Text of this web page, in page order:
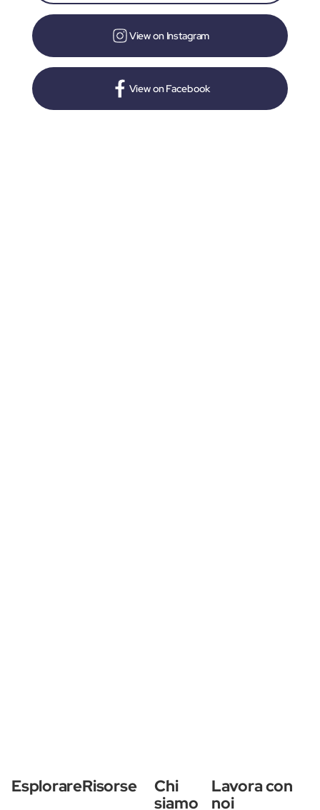
View on Instagram
View on Facebook
EsplorareRisorse
Chi
siamo
Lavora con
noi